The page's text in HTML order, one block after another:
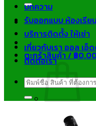
ตะกร้าสินค้า /฿
ไม่มีสินค้าในตะก
บทความ
รับออกแบบ ห้องเรีย
บริการติดตั้ง ให้เช่า
เกี่ยวกับเรา ออล เอ็
ติดต่อเรา
ค้นหา: